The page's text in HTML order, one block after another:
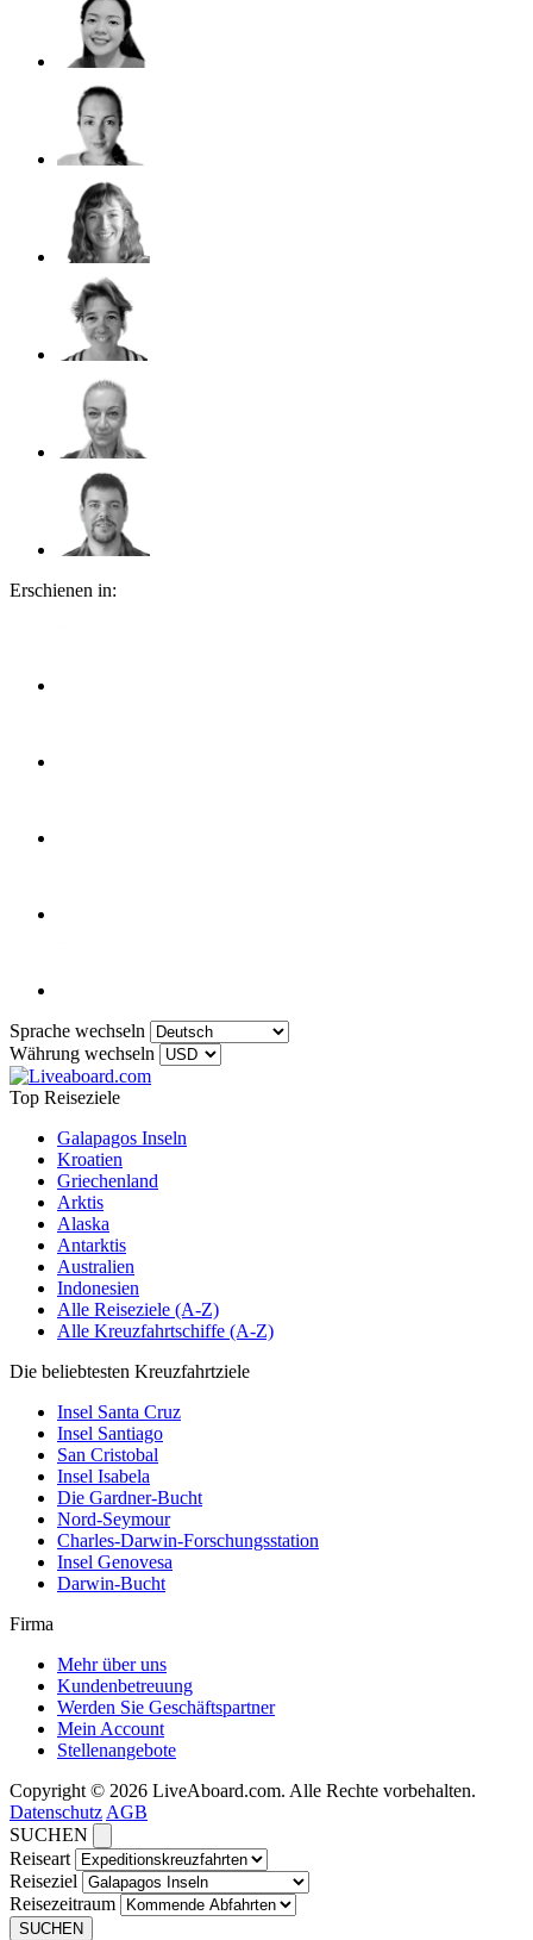
Erschienen in:
Sprache wechseln
Währung wechseln
Top Reiseziele
Galapagos Inseln
Kroatien
Griechenland
Arktis
Alaska
Antarktis
Australien
Indonesien
Alle Reiseziele (A-Z)
Alle Kreuzfahrtschiffe (A-Z)
Die beliebtesten Kreuzfahrtziele
Insel Santa Cruz
Insel Santiago
San Cristobal
Insel Isabela
Die Gardner-Bucht
Nord-Seymour
Charles-Darwin-Forschungsstation
Insel Genovesa
Darwin-Bucht
Firma
Mehr über uns
Kundenbetreuung
Werden Sie Geschäftspartner
Mein Account
Stellenangebote
Copyright © 2026 LiveAboard.com. Alle Rechte vorbehalten.
Datenschutz AGB
SUCHEN
Reiseart
Reiseziel
Reisezeitraum
SUCHEN